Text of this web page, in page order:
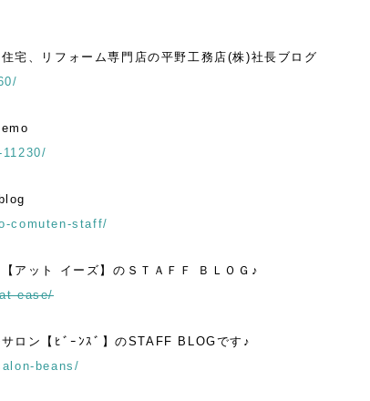
宅、リフォーム専門店の平野工務店(株)社長ブログ
comuten-staff/
アット イーズ】のＳＴＡＦＦ ＢＬＯＧ♪
ease/
ロン【ﾋﾞｰﾝｽﾞ】のSTAFF BLOGです♪
beans/